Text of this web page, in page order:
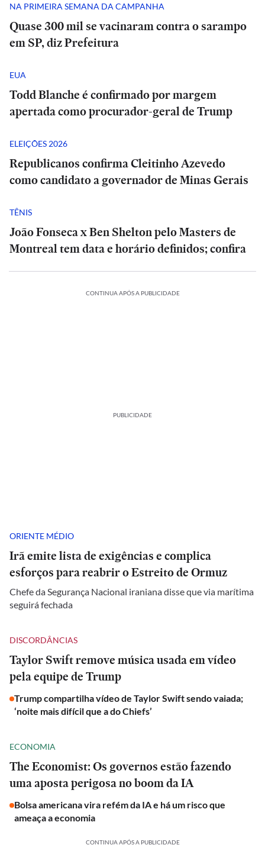
NA PRIMEIRA SEMANA DA CAMPANHA
Quase 300 mil se vacinaram contra o sarampo
em SP, diz Prefeitura
EUA
Todd Blanche é confirmado por margem
apertada como procurador-geral de Trump
ELEIÇÕES 2026
Republicanos confirma Cleitinho Azevedo
como candidato a governador de Minas Gerais
TÊNIS
João Fonseca x Ben Shelton pelo Masters de
Montreal tem data e horário definidos; confira
CONTINUA APÓS A PUBLICIDADE
PUBLICIDADE
ORIENTE MÉDIO
Irã emite lista de exigências e complica
esforços para reabrir o Estreito de Ormuz
Chefe da Segurança Nacional iraniana disse que via marítima
seguirá fechada
DISCORDÂNCIAS
Taylor Swift remove música usada em vídeo
pela equipe de Trump
Trump compartilha vídeo de Taylor Swift sendo vaiada;
‘noite mais difícil que a do Chiefs’
ECONOMIA
The Economist: Os governos estão fazendo
uma aposta perigosa no boom da IA
Bolsa americana vira refém da IA e há um risco que
ameaça a economia
CONTINUA APÓS A PUBLICIDADE